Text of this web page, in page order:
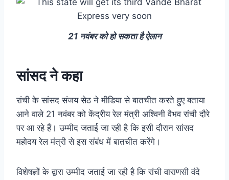
21 नवंबर को हो सकता है ऐलान
सांसद ने कहा
रांची के सांसद संजय सेठ ने मीडिया से बातचीत करते हुए बताया
आने वाले 21 नवंबर को केंद्रीय रेल मंत्री अश्विनी वैभव रांची दौरे
पर आ रहे हैं। उम्मीद जताई जा रही है कि इसी दौरान सांसद
महोदय रेल मंत्री से इस संबंध में बातचीत करेंगे।
विशेषज्ञों के द्वारा उम्मीद जताई जा रही है कि रांची वाराणसी वंदे